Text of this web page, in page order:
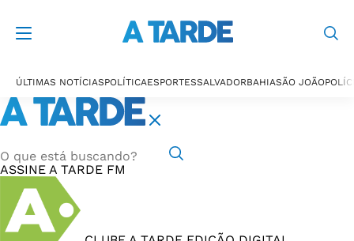
ÚLTIMAS NOTÍCIASPOLÍTICAESPORTESSALVADORBAHIASÃO JOÃO
ASSINE A TARDE FM